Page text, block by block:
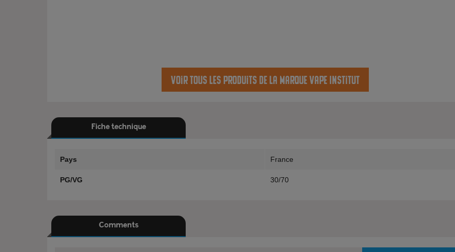
Voir tous les produits de la marque Vape Institut
Fiche technique
Pays France
PG/VG 30/70
Comments